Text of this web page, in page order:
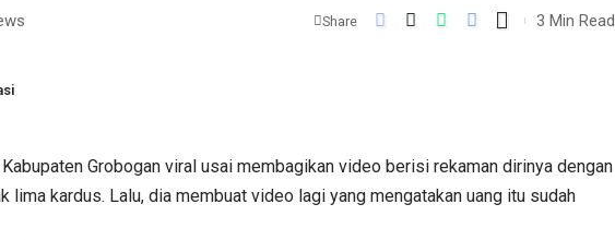
Share 3 Min Read
Grobogan viral usai membagikan video berisi rekaman dirinya dengan
lima kardus. Lalu, dia membuat video lagi yang mengatakan uang itu sudah